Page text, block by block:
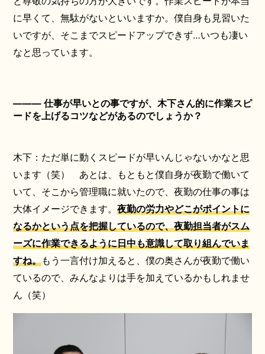
に早くて、無駄がないといいますか。僕自身も見習いた
いですが、そこまでスピードアップできず…いつも凄い
なと思っています。
――― 仕事が早いとの事ですが、木下さん的に作業スピ
ードを上げるコツなどがあるのでしょうか？
木下：ただ単に動くスピードが早いんじゃないかなと思
います（笑） あとは、もともと僕自身が夜勤で働いて
いて、そこから管理職に就いたので、夜勤の仕事の事は
大体イメージできます。 夜勤の労力やどこがポイントに
なるかという点を把握しているので、夜勤担当者がスム
ーズに作業できるように日中も意識して取り組んでいま
すね。もう一言付け加えると、僕の奥さんが夜勤で働い
ているので、みんなよりは手を加えているかもしれませ
ん（笑）